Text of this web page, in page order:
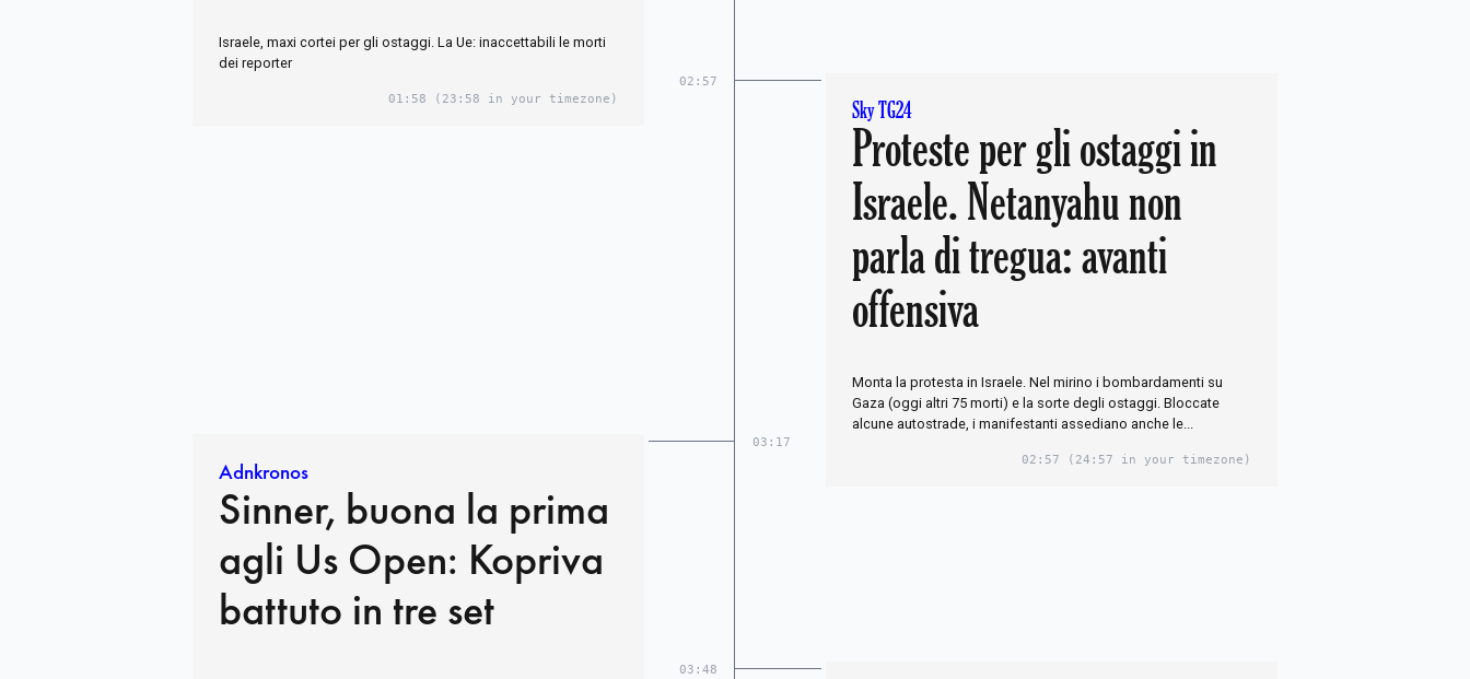
Israele, maxi cortei per gli ostaggi. La Ue: inaccettabili le morti
dei reporter
01:58 (23:58 in your timezone)
02:57
Sky TG24
Proteste per gli ostaggi in
Israele. Netanyahu non
parla di tregua: avanti
offensiva
Monta la protesta in Israele. Nel mirino i bombardamenti su
Gaza (oggi altri 75 morti) e la sorte degli ostaggi. Bloccate
alcune autostrade, i manifestanti assediano anche le...
02:57 (24:57 in your timezone)
03:17
Adnkronos
Sinner, buona la prima
agli Us Open: Kopriva
battuto in tre set
03:48